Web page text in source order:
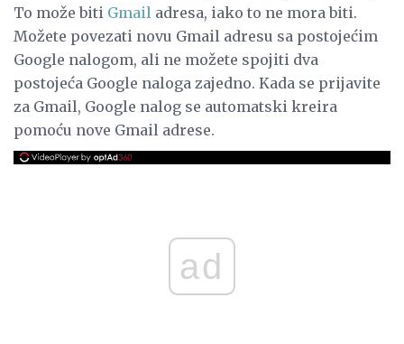
To može biti Gmail adresa, iako to ne mora biti.
Možete povezati novu Gmail adresu sa postojećim
Google nalogom, ali ne možete spojiti dva
postojeća Google naloga zajedno. Kada se prijavite
za Gmail, Google nalog se automatski kreira
pomoću nove Gmail adrese.
ad